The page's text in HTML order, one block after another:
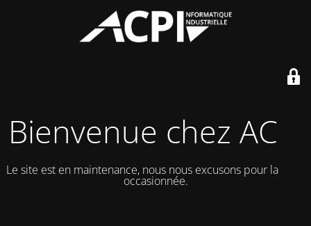
Bienvenue chez ACPI
Le site est en maintenance, nous nous excusons pour la gène
occasionnée.